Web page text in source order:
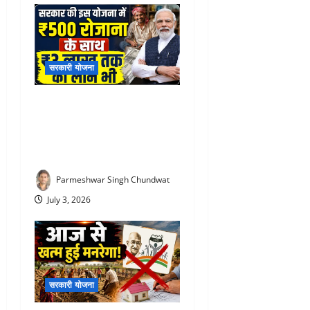
सरकारी योजना
Parmeshwar Singh Chundwat
July 3, 2026
सरकारी योजना